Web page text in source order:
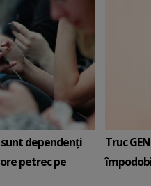
dependenți
petrec pe
Truc